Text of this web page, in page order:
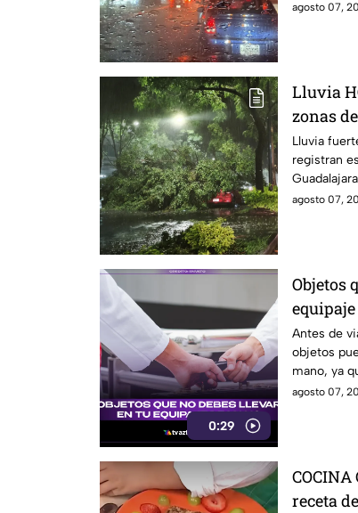
agosto 07,
Lluvia
zonas
Lluvia
registran
agosto 07,
0:29
Objetos
el
Antes de
objetos
mano, ya
pueden
agosto 07,
COCINA
receta